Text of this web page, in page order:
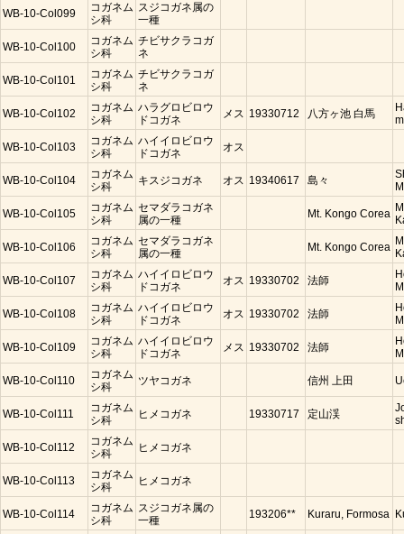
WB-10-Col099
コガネム
シ科
スジコガネ属の
一種
WB-10-Col100
コガネム
シ科
チビサクラコガ
ネ
WB-10-Col101
コガネム
シ科
チビサクラコガ
ネ
WB-10-Col102
コガネム
シ科
ハラグロビロウ
ドコガネ
メス 19330712 八方ヶ池 白馬
WB-10-Col103
コガネム
シ科
ハイイロビロウ
ドコガネ
オス
WB-10-Col104
コガネム
シ科
キスジコガネ オス 19340617 島々
WB-10-Col105
コガネム
シ科
セマダラコガネ
属の一種
Mt. Kongo Corea
WB-10-Col106
コガネム
シ科
セマダラコガネ
属の一種
Mt. Kongo Corea
WB-10-Col107
コガネム
シ科
ハイイロビロウ
ドコガネ
オス 19330702 法師
WB-10-Col108
コガネム
シ科
ハイイロビロウ
ドコガネ
オス 19330702 法師
WB-10-Col109
コガネム
シ科
ハイイロビロウ
ドコガネ
メス 19330702 法師
WB-10-Col110
コガネム
シ科
ツヤコガネ 信州 上田
WB-10-Col111
コガネム
シ科
ヒメコガネ 19330717 定山渓
WB-10-Col112
コガネム
シ科
ヒメコガネ
WB-10-Col113
コガネム
シ科
ヒメコガネ
WB-10-Col114
コガネム
シ科
スジコガネ属の
一種
193206** Kuraru, Formosa